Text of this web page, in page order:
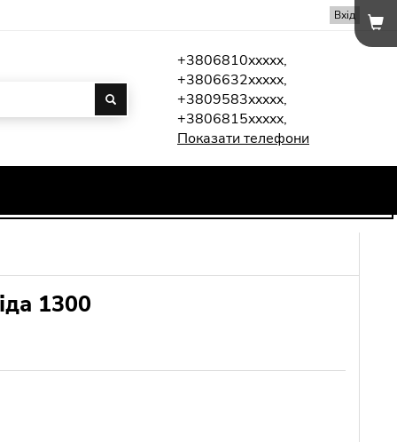
Вхід
+3806810xxxxx,
+3806632xxxxx,
+3809583xxxxx,
+3806815xxxxx,
Показати телефони
1300